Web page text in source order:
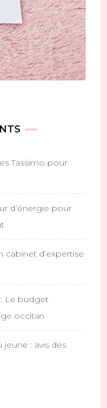
Tassimo pour
d’énergie pour
cabinet d’expertise
: Le budget
occitan
: avis des